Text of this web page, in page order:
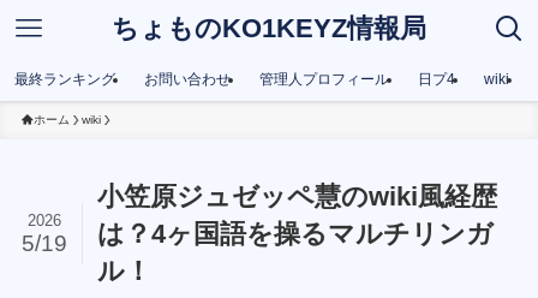
ちょものKO1KEYZ情報局
最終ランキング お問い合わせ 管理人プロフィール 日プ4 wiki
ホーム wiki
小笠原ジュゼッペ慧のwiki風経歴
は？4ヶ国語を操るマルチリンガ
ル！
2026
5/19